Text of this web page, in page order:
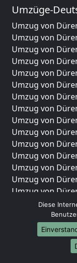
Umzüge-
Umzug von
Umzug von
Umzug von
Umzug von
Umzug von
Umzug von
Umzug von
Umzug von
Umzug von
Umzug von
Umzug von
Umzug von
Umzug von
Umzug von
Umzug von
Umzug von
Umzug von
Umzug von
Umzug von
Umzug von
Diese